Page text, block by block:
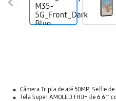
Câmera Tripla de até 50MP, Selfie de
Tela Super AMOLED FHD+ de 6.6""